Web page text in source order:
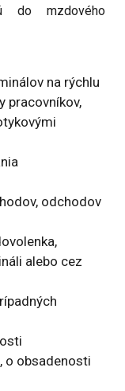
do mzdového
na rýchlu
pracovníkov,
odchodov
alebo cez
o obsadenosti